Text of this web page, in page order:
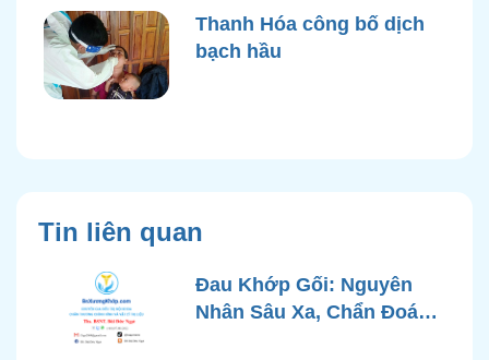
Thanh Hóa công bố dịch
bạch hầu
Tin liên quan
Đau Khớp Gối: Nguyên
Nhân Sâu Xa, Chẩn Đoán